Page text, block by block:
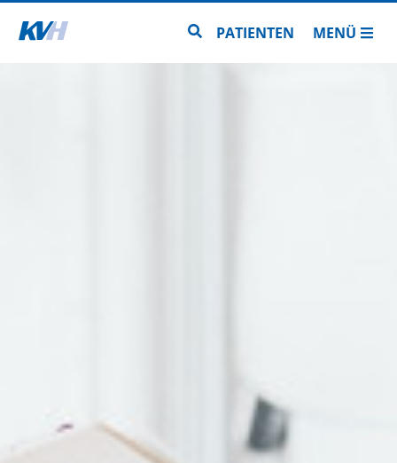
Zur Startseite Zur Seitensuche
PATIENTEN MENÜ